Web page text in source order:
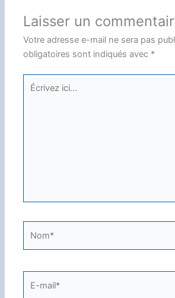
Laisser un
Votre adresse e-mail ne sera pas
obligatoires sont indiqués avec *
Écrivez
mail*